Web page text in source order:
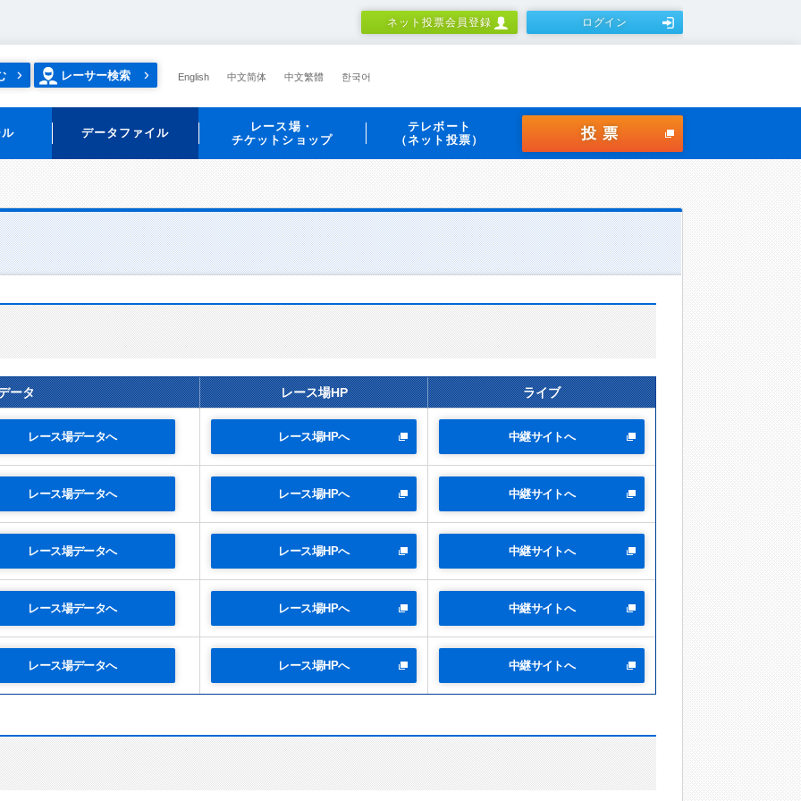
ネット投票会員登録 ログイン
レーサー検索 English 中文简体 中文繁體 한국어
データファイル
レース場・
チケットショップ
テレボート
（ネット投票）
投票
ータ レース場HP ライブ
レース場データへ レース場HPへ 中継サイトへ
レース場データへ レース場HPへ 中継サイトへ
レース場データへ レース場HPへ 中継サイトへ
レース場データへ レース場HPへ 中継サイトへ
レース場データへ レース場HPへ 中継サイトへ